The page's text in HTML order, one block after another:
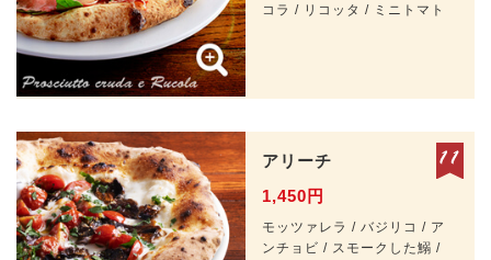
コラ / リコッタ / ミニトマト
アリーチ
1,450円
モッツァレラ / バジリコ / ア
ンチョビ / スモークした鰯 /